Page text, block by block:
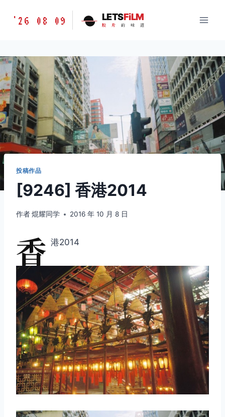
胶
味
道
LETSFILM
'26 08 09 LETSFiLM
胶 片 的 味 道
投稿作品
[9246] 香港2014
作者焜耀同学 2016 年 10 月 8 日
香 港2014